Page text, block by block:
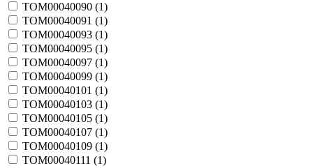
TOM00040090 (1)
TOM00040091 (1)
TOM00040093 (1)
TOM00040095 (1)
TOM00040097 (1)
TOM00040099 (1)
TOM00040101 (1)
TOM00040103 (1)
TOM00040105 (1)
TOM00040107 (1)
TOM00040109 (1)
TOM00040111 (1)